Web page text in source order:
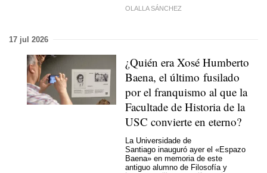
OLALLA SÁNCHEZ
17 jul 2026
¿Quién era Xosé Humberto
Baena, el último fusilado
por el franquismo al que la
Facultade de Historia de la
USC convierte en eterno?
La Universidade de
Santiago inauguró ayer el «Espazo
Baena» en memoria de este
antiguo alumno de Filosofía y